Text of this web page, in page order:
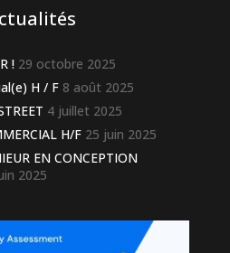
! 29 octobre 2025
H / F 8 août 2025
4 juillet 2025
H/F 25 juin 2025
EN CONCEPTION
2025